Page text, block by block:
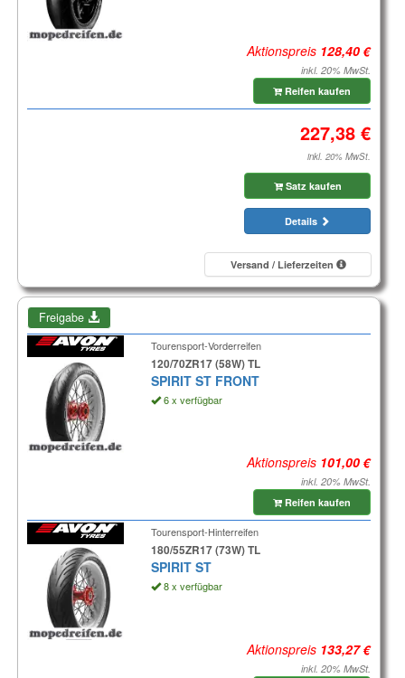
Aktionspreis
inkl. 20% MwSt.
Reifen kaufen
inkl. 20% MwSt.
Satz kaufen
Details
Versand / Lieferzeiten
Freigabe
Tourensport-Vorderreifen
120/70ZR17 (58W) TL
SPIRIT ST FRONT
6 x verfügbar
Aktionspreis
inkl. 20% MwSt.
Reifen kaufen
Tourensport-Hinterreifen
180/55ZR17 (73W) TL
SPIRIT ST
8 x verfügbar
Aktionspreis
inkl. 20% MwSt.